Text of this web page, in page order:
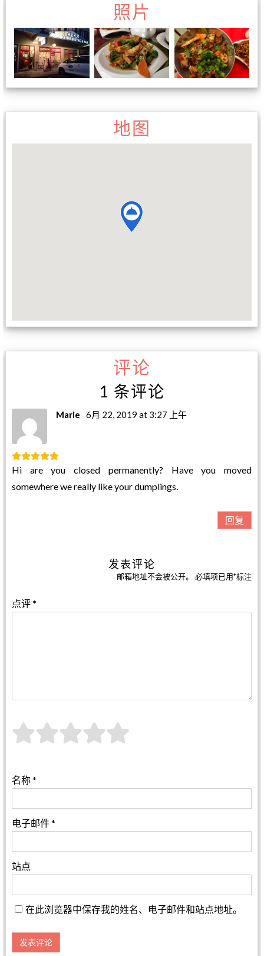
照片
地图
评论
1 条评论
Marie 6月 22, 2019 at 3:27 上午
Hi are you closed permanently? Have you moved
somewhere we really like your dumplings.
回复
发表评论
邮箱地址不会被公开。 必填项已用*标注
点评*
名称*
电子邮件*
站点
在此浏览器中保存我的姓名、电子邮件和站点地址。